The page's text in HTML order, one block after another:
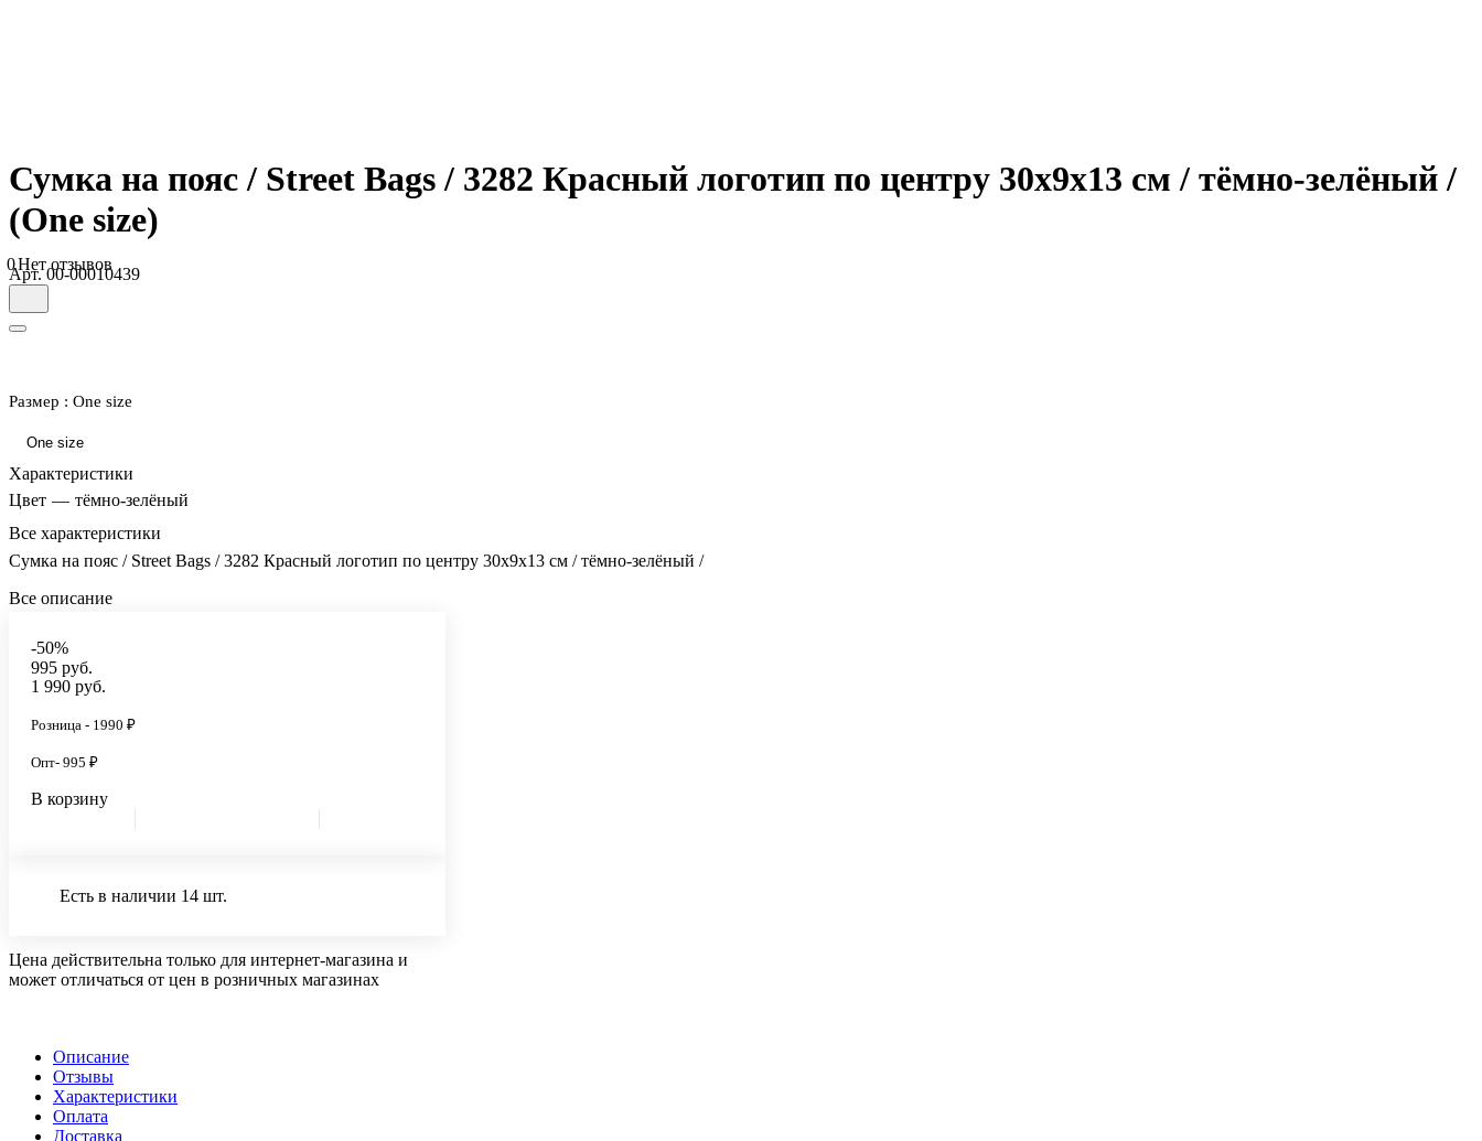
Сумка на пояс / Street Bags / 3282 Красный логотип по центру 30х9х13 см / тёмно-зелёный /
(One size)
0Нет отзывов
Арт.00-00010439
Размер : One size
One size
Характеристики
Цвет — тёмно-зелёный
Все характеристики
Сумка на пояс / Street Bags / 3282 Красный логотип по центру 30х9х13 см / тёмно-зелёный /
Все описание
-50%
995 руб.
1 990 руб.
Розница - 1990 ₽
Опт- 995 ₽
В корзину
Есть в наличии 14 шт.
Цена действительна только для интернет-магазина и
может отличаться от цен в розничных магазинах
Описание
Отзывы
Характеристики
Оплата
Доставка